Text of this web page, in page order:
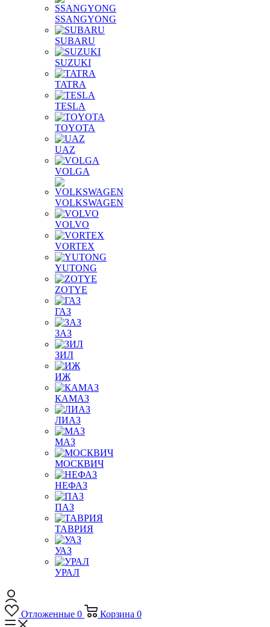
SSANGYONG
SUBARU
SUZUKI
TATRA
TESLA
TOYOTA
UAZ
VOLGA
VOLKSWAGEN
VOLVO
VORTEX
YUTONG
ZOTYE
ГАЗ
ЗАЗ
ЗИЛ
ИЖ
КАМАЗ
ЛИАЗ
МАЗ
МОСКВИЧ
НЕФАЗ
ПАЗ
ТАВРИЯ
УАЗ
УРАЛ
Отложенные 0 Корзина 0